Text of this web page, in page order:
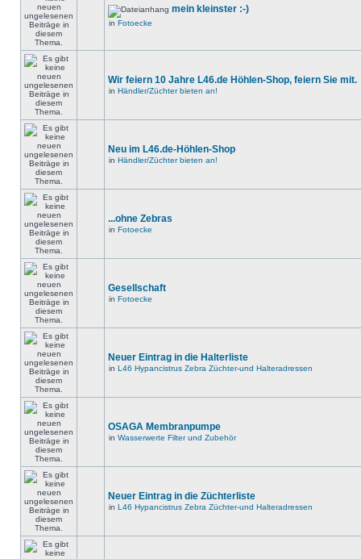
mein kleinster :-)
in Fotoecke
Wir feiern 10 Jahre L46.de Höhlen-Shop, feiern Sie mit.
in Händler/Züchter bieten an!
Neu im L46.de-Höhlen-Shop
in Händler/Züchter bieten an!
...ohne Zebras
in Fotoecke
Gesellschaft
in Fotoecke
Neuer Eintrag in die Halterliste
in L46 Hypancistrus Zebra Züchter-und Halteradressen
OSAGA Membranpumpe
in Wasserwerte Filter und Zubehör
Neuer Eintrag in die Züchterliste
in L46 Hypancistrus Zebra Züchter-und Halteradressen